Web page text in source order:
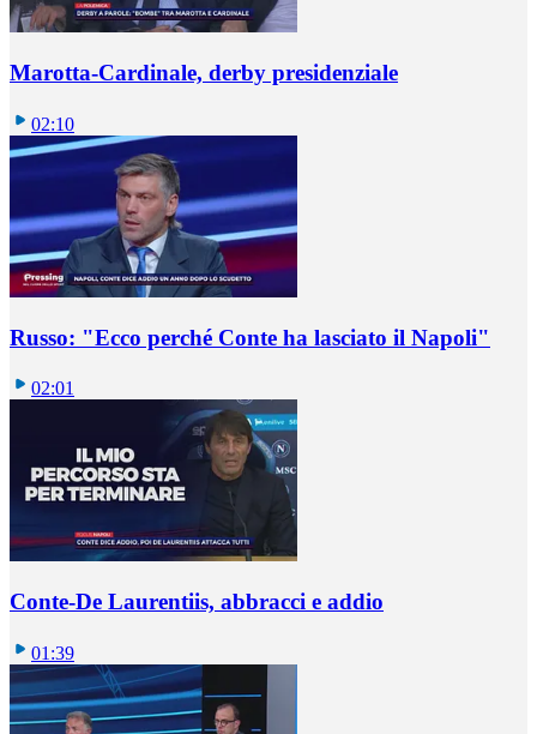
Marotta-Cardinale, derby presidenziale
02:10
Russo: "Ecco perché Conte ha lasciato il Napoli"
02:01
Conte-De Laurentiis, abbracci e addio
01:39